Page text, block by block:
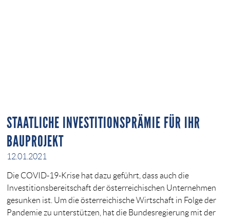
STAATLICHE INVESTITIONSPRÄMIE FÜR IHR
BAUPROJEKT
12.01.2021
Die COVID-19-Krise hat dazu geführt, dass auch die
Investitionsbereitschaft der österreichischen Unternehmen
gesunken ist. Um die österreichische Wirtschaft in Folge der
Pandemie zu unterstützen, hat die Bundesregierung mit der